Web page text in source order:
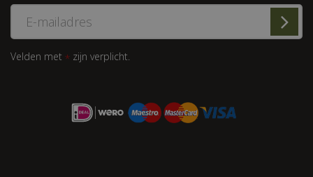
Velden met * zijn verplicht.